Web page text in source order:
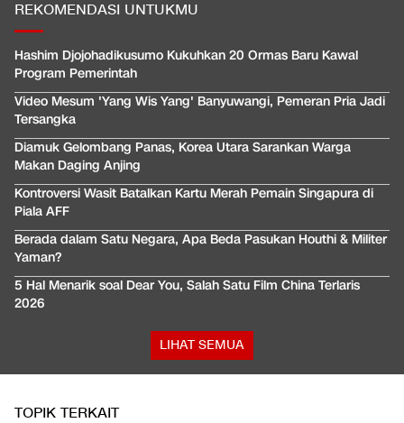
REKOMENDASI UNTUKMU
Hashim Djojohadikusumo Kukuhkan 20 Ormas Baru Kawal
Program Pemerintah
Video Mesum 'Yang Wis Yang' Banyuwangi, Pemeran Pria Jadi
Tersangka
Diamuk Gelombang Panas, Korea Utara Sarankan Warga
Makan Daging Anjing
Kontroversi Wasit Batalkan Kartu Merah Pemain Singapura di
Piala AFF
Berada dalam Satu Negara, Apa Beda Pasukan Houthi & Militer
Yaman?
5 Hal Menarik soal Dear You, Salah Satu Film China Terlaris
2026
LIHAT SEMUA
TOPIK TERKAIT